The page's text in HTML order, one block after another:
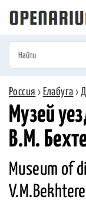
Россия › Елабуга ›
Музей
В.М.
Museum of